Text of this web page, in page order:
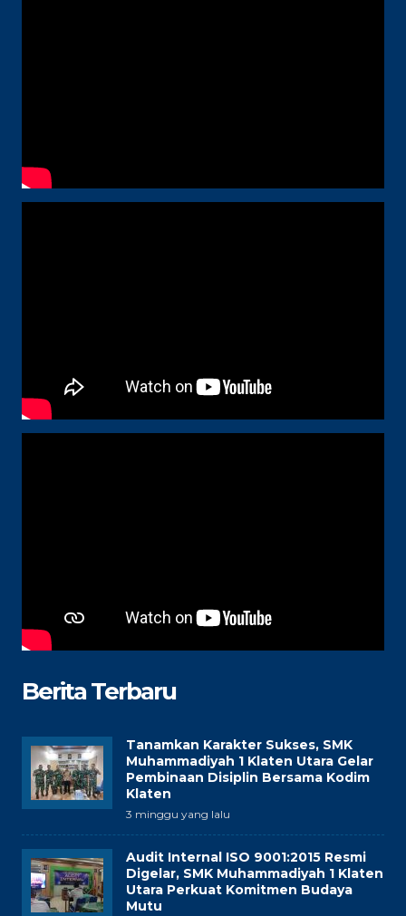
Berita Terbaru
Tanamkan Karakter Sukses, SMK
Muhammadiyah 1 Klaten Utara Gelar
Pembinaan Disiplin Bersama Kodim
Klaten
3 minggu yang lalu
Audit Internal ISO 9001:2015 Resmi
Digelar, SMK Muhammadiyah 1 Klaten
Utara Perkuat Komitmen Budaya
Mutu